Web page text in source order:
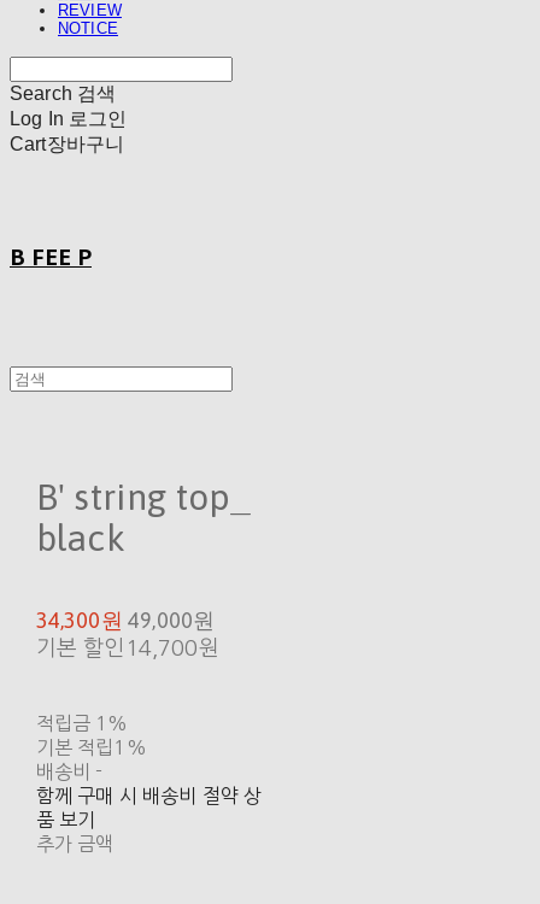
REVIEW
NOTICE
Search 검색
Log In 로그인
Cart장바구니
B FEE P
B' string top_
black
34,300원49,000원
기본 할인 14,700원
적립금 1%
기본 적립 1%
배송비 -
함께 구매 시 배송비 절약 상
품 보기
추가 금액